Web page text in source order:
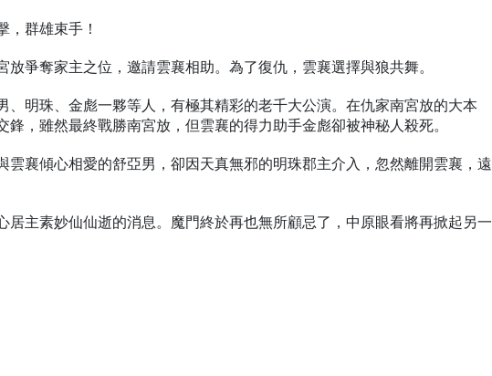
，群雄束手！
爭奪家主之位，邀請雲襄相助。為了復仇，雲襄選擇與狼共舞。
、明珠、金彪一夥等人，有極其精彩的老千大公演。在仇家南宮放的大本
，雖然最終戰勝南宮放，但雲襄的得力助手金彪卻被神秘人殺死。
雲襄傾心相愛的舒亞男，卻因天真無邪的明珠郡主介入，忽然離開雲襄，遠
居主素妙仙仙逝的消息。魔門終於再也無所顧忌了，中原眼看將再掀起另一